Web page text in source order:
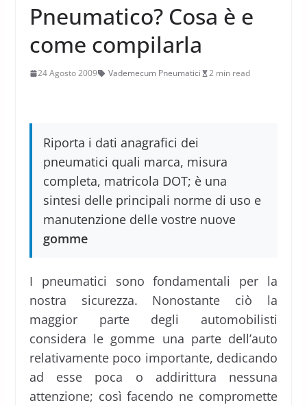
Pneumatico? Cosa è e
come compilarla
24 Agosto 2009 Vademecum Pneumatici 2 min read
Riporta i dati anagrafici dei
pneumatici quali marca, misura
completa, matricola DOT; è una
sintesi delle principali norme di uso e
manutenzione delle vostre nuove
gomme
I pneumatici sono fondamentali per la
nostra sicurezza. Nonostante ciò la
maggior parte degli automobilisti
considera le gomme una parte dell’auto
relativamente poco importante, dedicando
ad esse poca o addirittura nessuna
attenzione; così facendo ne compromette